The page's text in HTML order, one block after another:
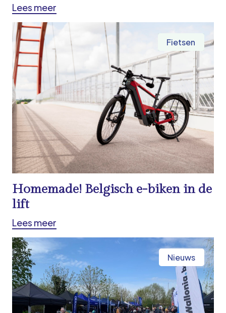
Lees meer
Fietsen
Homemade! Belgisch e-biken in de
lift
Lees meer
Nieuws